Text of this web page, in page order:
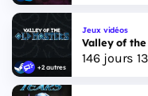
+2 autres
Jeux vidéos
Valley of the
146jours 13